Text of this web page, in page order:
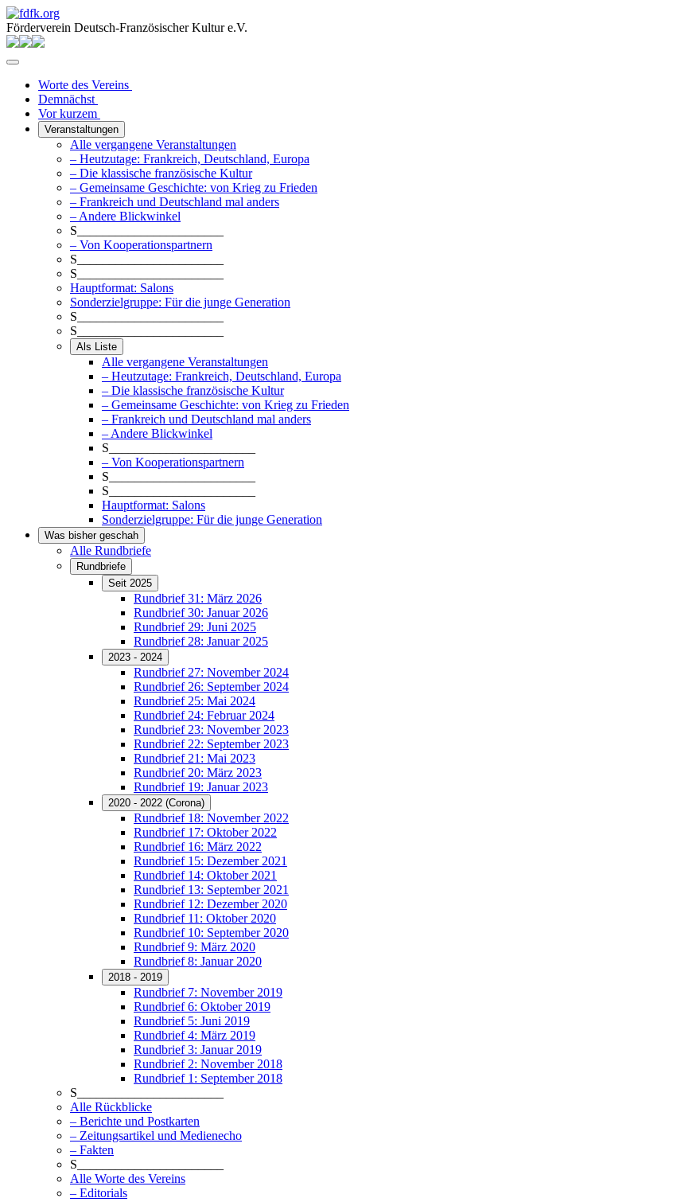
Förderverein Deutsch-Französischer Kultur e.V.
Worte des Vereins
Demnächst
Vor kurzem
Veranstaltungen
Alle vergangene Veranstaltungen
– Heutzutage: Frankreich, Deutschland, Europa
– Die klassische französische Kultur
– Gemeinsame Geschichte: von Krieg zu Frieden
– Frankreich und Deutschland mal anders
– Andere Blickwinkel
S_______________________
– Von Kooperationspartnern
S_______________________
S_______________________
Hauptformat: Salons
Sonderzielgruppe: Für die junge Generation
S_______________________
S_______________________
Als Liste
Alle vergangene Veranstaltungen
– Heutzutage: Frankreich, Deutschland, Europa
– Die klassische französische Kultur
– Gemeinsame Geschichte: von Krieg zu Frieden
– Frankreich und Deutschland mal anders
– Andere Blickwinkel
S_______________________
– Von Kooperationspartnern
S_______________________
S_______________________
Hauptformat: Salons
Sonderzielgruppe: Für die junge Generation
Was bisher geschah
Alle Rundbriefe
Rundbriefe
Seit 2025
Rundbrief 31: März 2026
Rundbrief 30: Januar 2026
Rundbrief 29: Juni 2025
Rundbrief 28: Januar 2025
2023 - 2024
Rundbrief 27: November 2024
Rundbrief 26: September 2024
Rundbrief 25: Mai 2024
Rundbrief 24: Februar 2024
Rundbrief 23: November 2023
Rundbrief 22: September 2023
Rundbrief 21: Mai 2023
Rundbrief 20: März 2023
Rundbrief 19: Januar 2023
2020 - 2022 (Corona)
Rundbrief 18: November 2022
Rundbrief 17: Oktober 2022
Rundbrief 16: März 2022
Rundbrief 15: Dezember 2021
Rundbrief 14: Oktober 2021
Rundbrief 13: September 2021
Rundbrief 12: Dezember 2020
Rundbrief 11: Oktober 2020
Rundbrief 10: September 2020
Rundbrief 9: März 2020
Rundbrief 8: Januar 2020
2018 - 2019
Rundbrief 7: November 2019
Rundbrief 6: Oktober 2019
Rundbrief 5: Juni 2019
Rundbrief 4: März 2019
Rundbrief 3: Januar 2019
Rundbrief 2: November 2018
Rundbrief 1: September 2018
S_______________________
Alle Rückblicke
– Berichte und Postkarten
– Zeitungsartikel und Medienecho
– Fakten
S_______________________
Alle Worte des Vereins
– Editorials